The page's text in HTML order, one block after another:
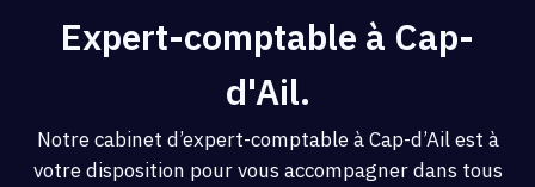
Expert-comptable à Cap-
d'Ail.
Notre cabinet d’expert-comptable à Cap-d’Ail est à
votre disposition pour vous accompagner dans tous